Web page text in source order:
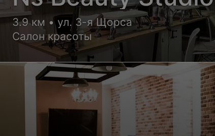
3.9 км • ул. 3-я Щорса
Салон красоты